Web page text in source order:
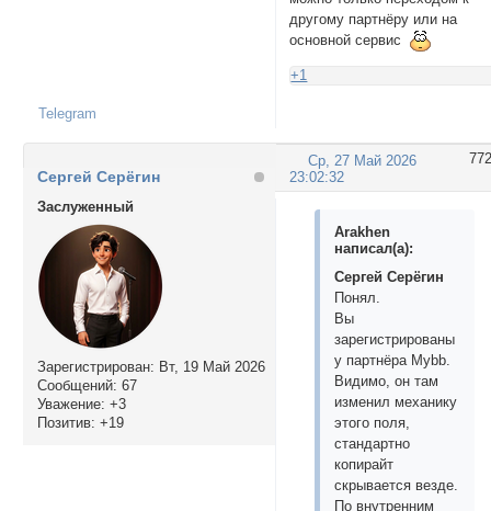
другому партнёру или на
основной сервис
+1
Telegram
772
Ср, 27 Май 2026
23:02:32
Сергей Серёгин
Заслуженный
Зарегистрирован: Вт, 19 Май 2026
Сообщений: 67
Уважение: +3
Позитив: +19
Arakhen
написал(а):
Сергей Серёгин
Понял.
Вы
зарегистрированы
у партнёра Mybb.
Видимо, он там
изменил механику
этого поля,
стандартно
копирайт
скрывается везде.
По внутренним